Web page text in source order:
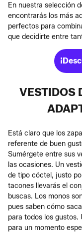
En nuestra selección
encontrarás los más
perfectos para
que decidirte entre
VESTIDOS
Está claro que los
referente de buen
Sumérgete entre sus
las ocasiones. Un
de tipo cóctel, justo
tacones llevarás el
buscas. Los monos
pues saben cómo
para todos los gustos.
para un momento